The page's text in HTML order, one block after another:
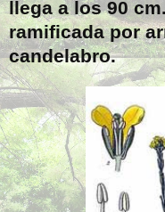
llega a los90 cm
ramificada por
candelabro.